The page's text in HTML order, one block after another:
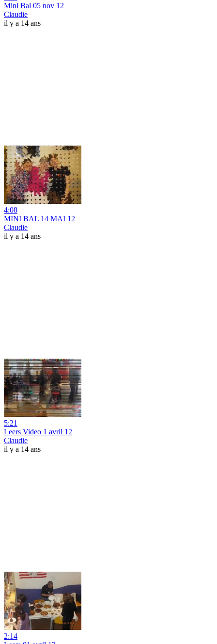
Mini Bal 05 nov 12
Claudie
il y a 14 ans
4:08
MINI BAL 14 MAI 12
Claudie
il y a 14 ans
5:21
Leers Video 1 avril 12
Claudie
il y a 14 ans
2:14